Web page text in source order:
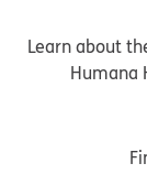
Learn about
Humana